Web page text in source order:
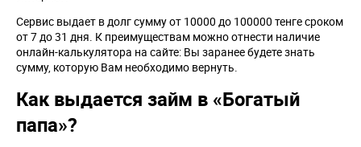
Сервис выдает в долг сумму от 10000 до 100000 тенге сроком
от 7 до 31 дня. К преимуществам можно отнести наличие
онлайн-калькулятора на сайте: Вы заранее будете знать
сумму, которую Вам необходимо вернуть.
Как выдается займ в «Богатый
папа»?